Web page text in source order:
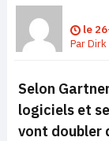
le
ParDirk
Selon
logiciels et
vont doubler